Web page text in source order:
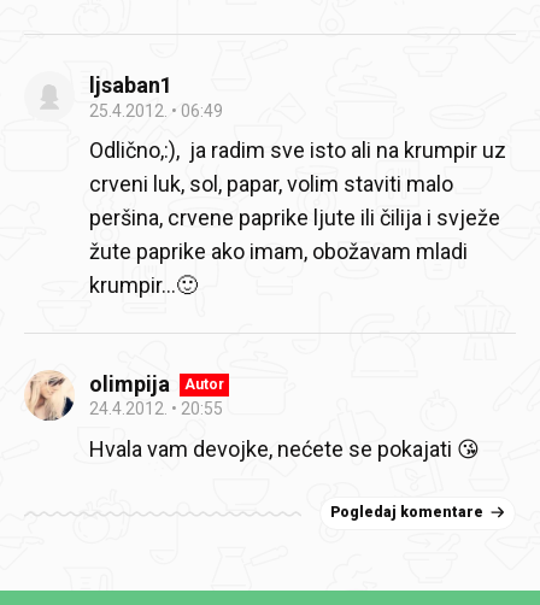
ljsaban1
25.4.2012. 06:49
Odlično,:), ja radim sve isto ali na krumpir uz
crveni luk, sol, papar, volim staviti malo
peršina, crvene paprike ljute ili čilija i svježe
žute paprike ako imam, obožavam mladi
krumpir...🙂
olimpija Autor
24.4.2012. 20:55
Hvala vam devojke, nećete se pokajati 😘
Pogledaj komentare